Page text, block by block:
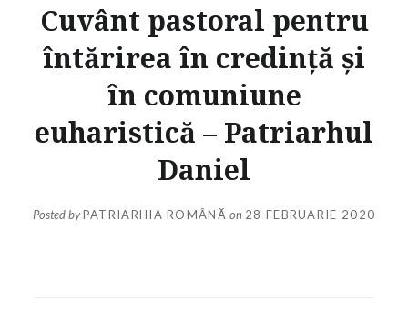
Cuvânt pastoral pentru
întărirea în credinţă şi
în comuniune
euharistică – Patriarhul
Daniel
Posted byPATRIARHIA ROMÂNĂ on 28 FEBRUARIE 2020